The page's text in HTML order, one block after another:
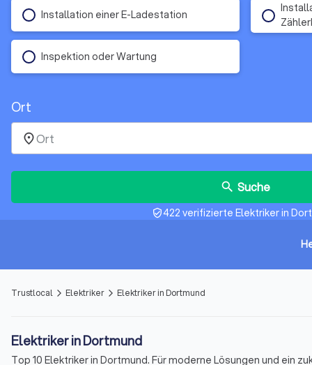
Installation einer E-Ladestation
Inspektion oder Wartung
Ort
place
search Suche
verified_user422 verifizierte Elektriker in
Trustlocal arrow_forward_ios Elektriker arrow_forward_ios Elektriker in Dortmund
Elektriker in Dortmund
Top 10 Elektriker in Dortmund. Für moderne Lösungen und ein